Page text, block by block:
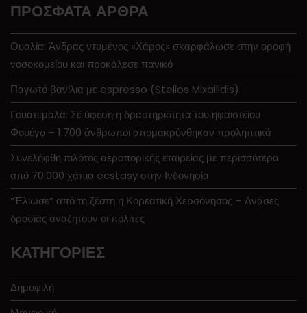
ΠΡΌΣΦΑΤΑ ΆΡΘΡΑ
Ουαλία: Άνδρας ντυμένος «Χάρος» σκαρφάλωσε στην οροφή
νοσοκομείου και προκάλεσε πανικό
Παγωτό βανίλια με espresso (Stelios Mixailidis)
Γουατεμάλα: Σε ύφεση η δραστηριότητα του ηφαιστείου
Φουέγο – 1.700 άνθρωποι απομακρύνθηκαν προληπτικά
Συνελήφθη πιλότος αεροπορικής εταιρείας με περισσότερα
από 70.000 χάπια ecstasy στην Ινδονησία
“Έλιωσε” από τη ζέστη η Κορεατική Χερσόνησος – Ανάσες
δροσιάς αναζητούν οι πολίτες
KΑΤΗΓΟΡΊΕΣ
Δημοφιλή